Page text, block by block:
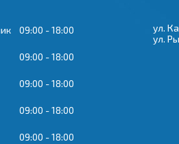
09:00 18:00
09:00 18:00
09:00 18:00
09:00 18:00
09:00 18:00
ул.
ул.